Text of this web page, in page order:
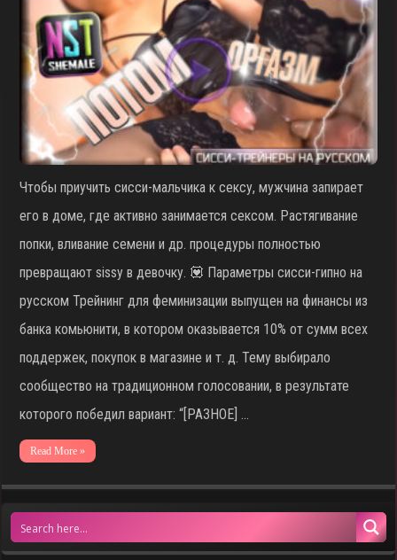
Чтобы приучить сисси-мальчика к сексу, мужчина запирает
его в доме, где активно занимается сексом. Растягивание
попки, вливание семени и др. процедуры полностью
превращают sissy в девочку. 💟 Параметры сисси-гипно на
русском Трейнинг для феминизации выпущен на финансы из
банка комьюнити, в котором оказывается 10% от сумм всех
поддержек, покупок в магазине и т. д. Тему выбирало
сообщество на традиционном голосовании, в результате
которого победил вариант: “[РАЗНОЕ] …
Read More »